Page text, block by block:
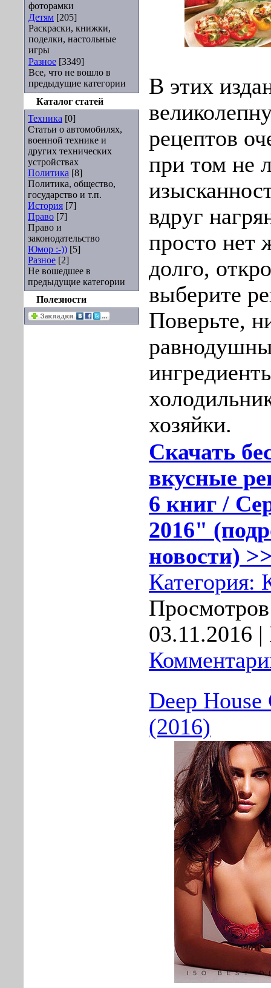
фоторамки
Детям [205]
Раскраски, книжки,
поделки, настольные
игры
Разное [3349]
Все, что не вошло в
предыдущие категории
Каталог статей
Техника [0]
Статьи о автомобилях,
военной технике и
других технических
устройствах
Политика [8]
Политика, общество,
государство и т.п.
История [7]
Право [7]
Право и
законодательство
Юмор :-)) [5]
Разное [2]
Не вошедшее в
предыдущие категории
Полезности
В этих
рецептов
при том не
вдруг
просто нет
долго,
выберите
Поверьте,
хозяйки.
Скачать
вкусные
6 книг /
2016"
новости)
Категория:
03.11.2016 |
Deep
(2016)